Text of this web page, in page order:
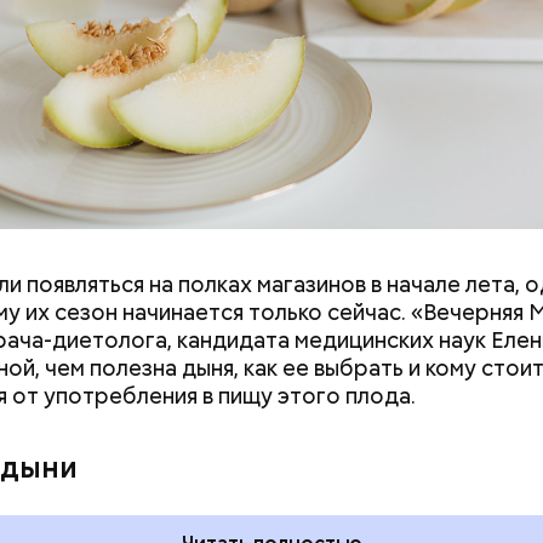
появляться на полках магазинов в начале лета,
их сезон начинается только сейчас. «Вечерняя
диетолога, кандидата медицинских наук
чем полезна дыня, как ее выбрать и кому стоит
от употребления в пищу этого плода.
уже болеет мочекаменной болезнью,
При артрите, гастрите, холецистите,
кишечника, язвах и панкреатите продукт
из рациона, — предупредила врач. — Он может
кислотности желудка и раздражать слизистые